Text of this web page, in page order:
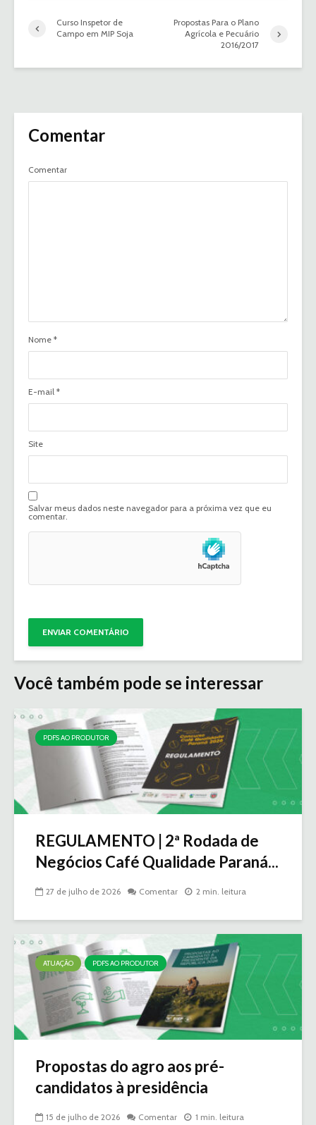
Curso Inspetor de
Campo em MIP Soja
Propostas Para o Plano
Agrícola e Pecuário
2016/2017
Comentar
Comentar
Nome *
E-mail *
Site
Salvar meus dados neste navegador para a próxima vez que eu
comentar.
Você também pode se interessar
PDFS AO PRODUTOR
REGULAMENTO | 2ª Rodada de
Negócios Café Qualidade Paraná...
27 de julho de 2026 Comentar 2 min. leitura
ATUAÇÃO PDFS AO PRODUTOR
Propostas do agro aos pré-
candidatos à presidência
15 de julho de 2026 Comentar 1 min. leitura